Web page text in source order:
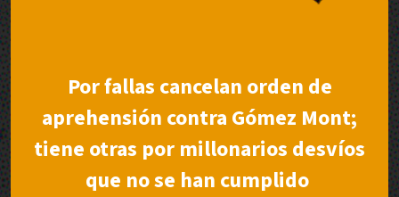
Por fallas cancelan orden de
aprehensión contra Gómez Mont;
tiene otras por millonarios desvíos
que no se han cumplido